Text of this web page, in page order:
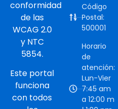
conformidad
de las
WCAG 2.0
y NTC
5854.
Este portal
funciona
con todos
Código
Postal:
500001
Horario
de
atención:
Lun-Vier
7:45 am
a 12:00 m